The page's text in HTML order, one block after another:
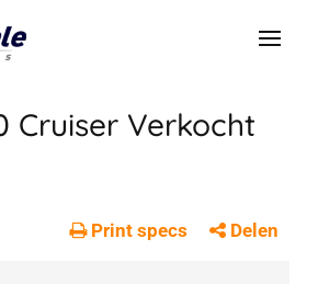
Cruiser Verkocht
Print specs Delen